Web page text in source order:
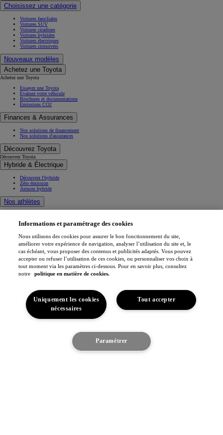
Découvrez le véhicule
Choisissez une catégorie
Voitures familiales
Voitures SUV
Voitures citadines
Voitures hybrides
Voitures électriques
Voitures crossovers
Nouveaux modèles
Achetez une Toyota
Achetez une Toyota
Essayez une Toyota
Évaluez votre véhicule
Brochures et documentations
Émissions CO2
Finances & Assurances
Nos solutions de financement
Nos solutions d'assurances
Découvrez Toyota
Découvrez Toyota
Hybride & Électrique
Découvrez l'hybride
Zéro émission
Astuces hybride
Nos athlètes
Athlètes
Toyota Gazoo Racing
Toyota GR Sport
Dakar Rally
WRC - Championnat du monde des rallyes
WEC - Championnat du monde d'endurance FIA
GR H2 Racing Concept
Toyota Belgium
Espace
Pourquoi Toyota
Confort du véhicule
Toyota vision & philosophie
Informations et paramétrage des cookies
Nous utilisons des cookies pour assurer le bon fonctionnement du site,
améliorer votre expérience de navigation, analyser l’utilisation du site et, le
cas échéant, vous proposer des contenus et publicités adaptés. Vous pouvez
accepter ou refuser l’utilisation de ces cookies, ou personnaliser vos choix à
tout moment via les paramètres ci-dessous. Pour en savoir plus, consultez
notre
politique en matière de cookies.
Tout accepter
Uniquement les cookies
nécessaires
Paramétrer